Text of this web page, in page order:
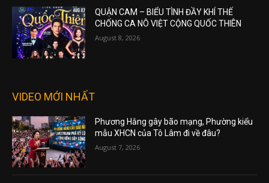
QUẬN CAM – BIỂU TÌNH ĐẦY KHÍ THẾ
CHỐNG CA NÔ VIỆT CỘNG QUỐC THIÊN
August 8, 2026
VIDEO MỚI NHẤT
Phương Hằng gây bão mạng, Phường kiểu
mẫu XHCN của Tô Lâm đi về đâu?
August 7, 2026